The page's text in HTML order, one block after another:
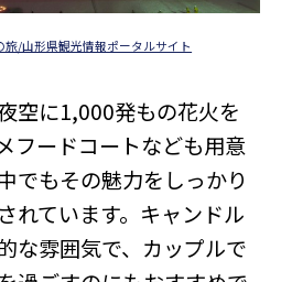
/山形県観光情報ポータルサイト
空に1,000発もの花火を
フードコートなども用意
でもその魅力をしっかり
れています。キャンドル
な雰囲気で、カップルで